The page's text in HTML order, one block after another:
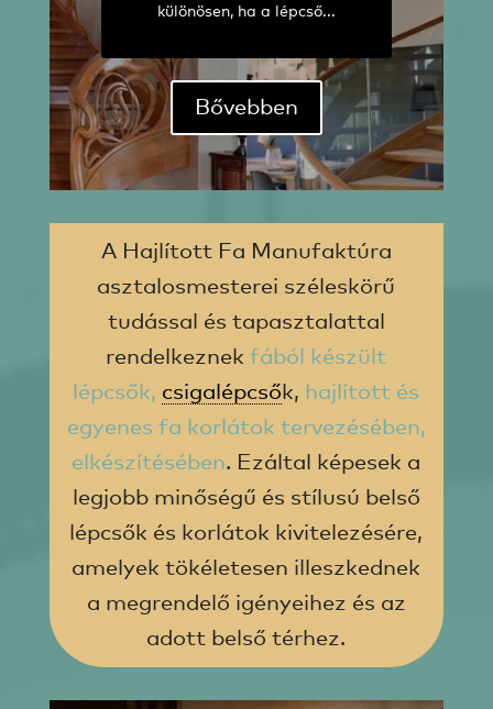
különösen, ha a lépcső...
Bővebben
A Hajlított Fa Manufaktúra
asztalosmesterei széleskörű
tudással és tapasztalattal
rendelkeznekfából készült
lépcsők, csigalépcső k, hajlított és
egyenes fa korlátok tervezésében,
elkészítésében. Ezáltal képesek a
legjobb minőségű és stílusú belső
lépcsők és korlátok kivitelezésére,
amelyek tökéletesen illeszkednek
a megrendelő igényeihez és az
adott belső térhez.